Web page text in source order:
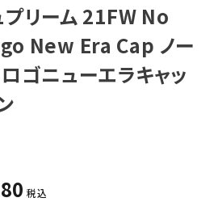
リーム 21FW No
New Era Cap ノー
ゴニューエラキャッ
税込